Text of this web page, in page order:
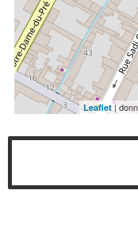
Leaflet|